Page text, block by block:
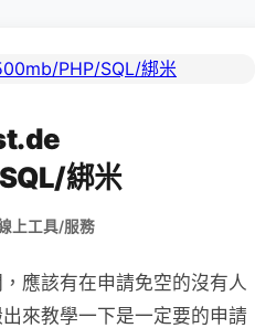
綁米
上工具/服務
應該有在申請免空的沒有人
來教學一下是一定要的申請